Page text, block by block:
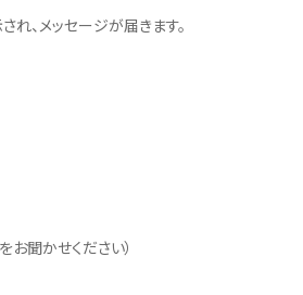
れ、メッセージが届きます。
聞かせください）